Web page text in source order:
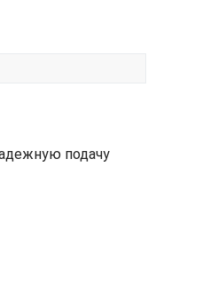
подачу